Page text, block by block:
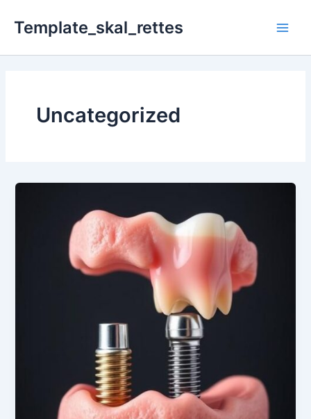
Template_skal_rettes
Uncategorized